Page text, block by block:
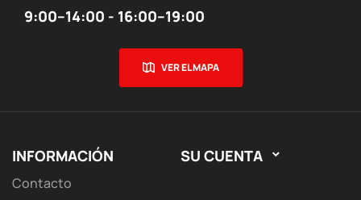
9:00–14:00 - 16:00–19:00
VER EL MAPA
INFORMACIÓN
Contacto
SU CUENTA 